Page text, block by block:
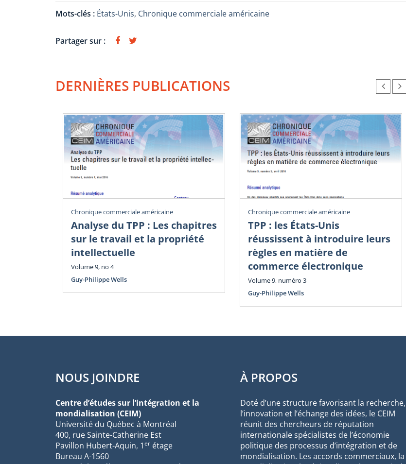
Mots-clés : États-Unis, Chronique commerciale américaine
Partager sur :
DERNIÈRES PUBLICATIONS
Chronique commerciale américaine
Analyse du TPP : Les chapitres
sur le travail et la propriété
intellectuelle
Volume 9, no 4
Guy-Philippe Wells
Chronique commerciale américaine
TPP : les États-Unis
réussissent à introduire leurs
règles en matière de
commerce électronique
Volume 9, numéro 3
Guy-Philippe Wells
NOUS JOINDRE
Centre d’études sur l’intégration et la
mondialisation (CEIM)
Université du Québec à Montréal
400, rue Sainte-Catherine Est
Pavillon Hubert-Aquin, 1er étage
Bureau A-1560
À PROPOS
Doté d’une structure favorisant la recherche,
l’innovation et l’échange des idées, le CEIM
réunit des chercheurs de réputation
internationale spécialistes de l’économie
politique des processus d’intégration et de
mondialisation. Les accords commerciaux, la